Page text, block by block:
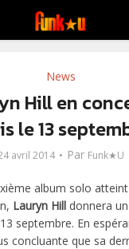
News
Hill en
le 13
avril 2014 Par Funk★U
album solo
Lauryn Hill donnera
septembre. En
concluante que sa